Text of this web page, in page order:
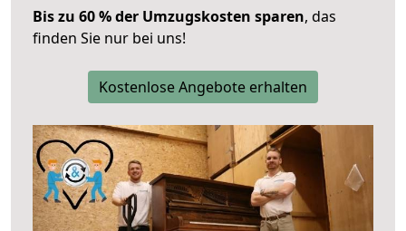
Bis zu 60 % der Umzugskosten sparen, das
finden Sie nur bei uns!
Kostenlose Angebote erhalten